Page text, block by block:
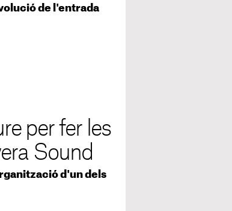
de l'entrada
per fer les
Sound
d'un dels